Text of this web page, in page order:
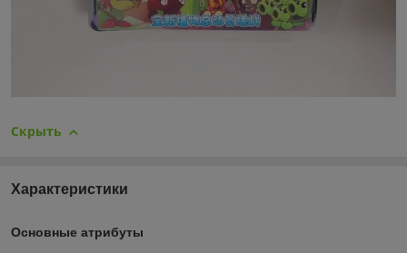
Скрыть
Характеристики
Основные атрибуты